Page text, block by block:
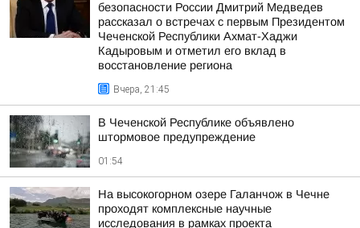
безопасности России Дмитрий Медведев
рассказал о встречах с первым Президентом
Чеченской Республики Ахмат-Хаджи
Кадыровым и отметил его вклад в
восстановление региона
Вчера, 21:45
В Чеченской Республике объявлено
штормовое предупреждение
01:54
На высокогорном озере Галанчож в Чечне
проходят комплексные научные
исследования в рамках проекта